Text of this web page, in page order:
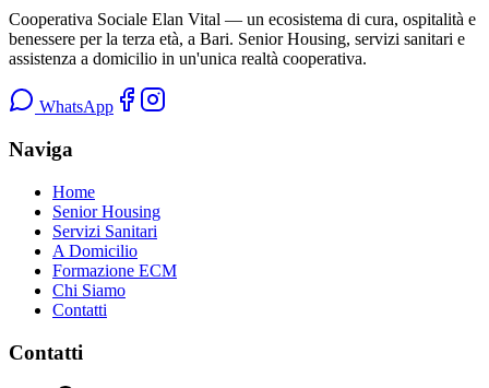
Cooperativa Sociale Elan Vital — un ecosistema di cura, ospitalità e
benessere per la terza età, a Bari. Senior Housing, servizi sanitari e
assistenza a domicilio in un'unica realtà cooperativa.
WhatsApp
Naviga
Home
Senior Housing
Servizi Sanitari
A Domicilio
Formazione ECM
Chi Siamo
Contatti
Contatti